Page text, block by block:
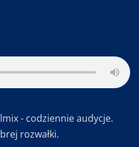
- codziennie audycje.
rozwałki.